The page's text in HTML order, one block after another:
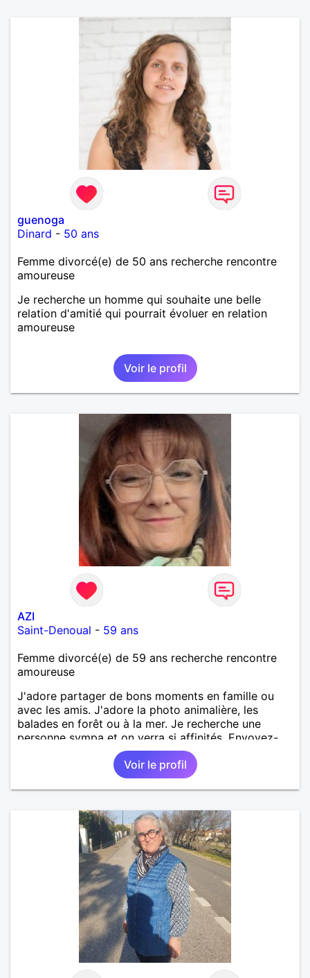
guenoga
Dinard - 50 ans
Femme divorcé(e) de 50 ans recherche rencontre
amoureuse
Je recherche un homme qui souhaite une belle
relation d'amitié qui pourrait évoluer en relation
amoureuse
Voir le profil
AZI
Saint-Denoual - 59 ans
Femme divorcé(e) de 59 ans recherche rencontre
amoureuse
J'adore partager de bons moments en famille ou
avec les amis. J'adore la photo animalière, les
balades en forêt ou à la mer. Je recherche une
personne sympa et on verra si affinités. Envoyez-
moi message. A bientôt.
Voir le profil